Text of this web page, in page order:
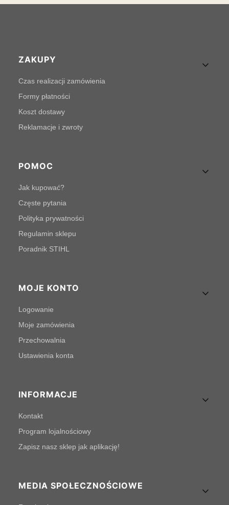
Linki w stopce
ZAKUPY
Czas realizacji zamówienia
Formy płatności
Koszt dostawy
Reklamacje i zwroty
POMOC
Jak kupować?
Częste pytania
Polityka prywatności
Regulamin sklepu
Poradnik STIHL
MOJE KONTO
Logowanie
Moje zamówienia
Przechowalnia
Ustawienia konta
INFORMACJE
Kontakt
Program lojalnościowy
Zapisz nasz sklep jak aplikację!
MEDIA SPOŁECZNOŚCIOWE